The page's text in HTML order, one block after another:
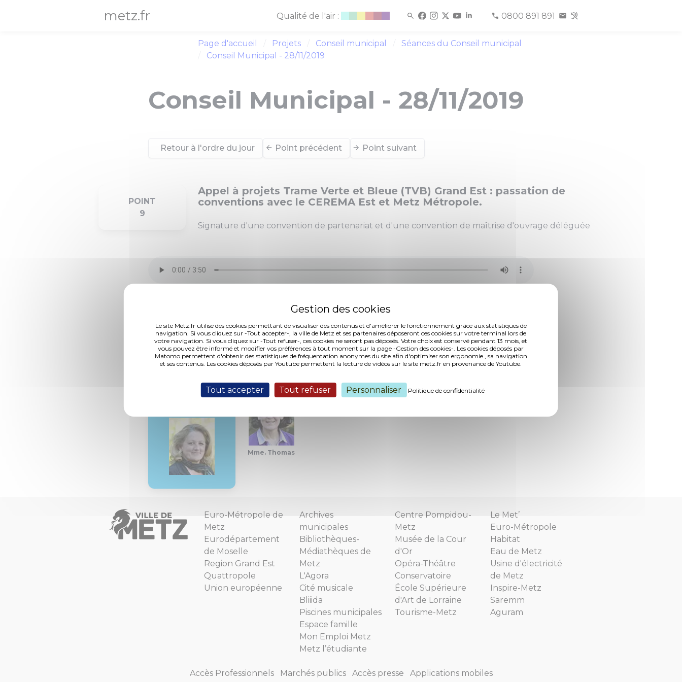
Le site Metz.fr utilise des cookies permettant de visualiser des contenus et d'améliorer le fonctionnement grâce aux statistiques de
navigation. Si vous cliquez sur -Tout accepter-, la ville de Metz et ses partenaires déposeront ces cookies sur votre terminal lors de
votre navigation. Si vous cliquez sur -Tout refuser-, ces cookies ne seront pas déposés. Votre choix est conservé pendant 13 mois, et
vous pouvez être informé et modifier vos préférences à tout moment sur la page -Gestion des cookies-. Les cookies déposés par
Matomo permettent d'obtenir des statistiques de fréquentation anonymes du site afin d'optimiser son ergonomie , sa navigation
et ses contenus. Les cookies déposés par Youtube permettent la lecture de vidéos sur le site metz.fr en provenance de Youtube.
Tout accepter Tout refuser Personnaliser Politique de confidentialité
metz.fr Qualité de l'air : 0800 891 891
Page d'accueil Projets Conseil municipal
Séances du Conseil municipal
Conseil Municipal - 28/11/2019
Conseil Municipal - 28/11/2019
Retour à l'ordre du jour Point précédent Point suivant
POINT
9
Appel à projets Trame Verte et Bleue (TVB) Grand Est : passation de
conventions avec le CEREMA Est et Metz Métropole.
Signature d'une convention de partenariat et d'une convention de maîtrise d'ouvrage déléguée
DCM N°19-11-28-9 (5,64 Mo, publié le 12/12/2019)
Mme. Isler
Interventions :
Mme. Thomas
Euro-Métropole de
Metz
Eurodépartement
de Moselle
Region Grand Est
Quattropole
Union européenne
Archives
municipales
Bibliothèques-
Médiathèques de
Metz
L'Agora
Cité musicale
Bliiida
Piscines municipales
Espace famille
Mon Emploi Metz
Metz l’étudiante
Centre Pompidou-
Metz
Musée de la Cour
d'Or
Opéra-Théâtre
Conservatoire
École Supérieure
d'Art de Lorraine
Tourisme-Metz
Le Met’
Euro-Métropole
Habitat
Eau de Metz
Usine d'électricité
de Metz
Inspire-Metz
Saremm
Aguram
Accès Professionnels Marchés publics Accès presse Applications mobiles